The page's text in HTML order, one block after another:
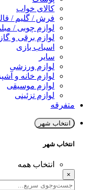
کالای خواب
فرش / گلیم / قالیچه
لوازم چوبی / مبلمان
لوازم برقی و گازی
اسباب بازی
سایر
لوازم ورزشی
لوازم خانه و آشپزخانه
لوازم موسیقی
لوازم تزئینی
متفرقه
انتخاب شهر
انتخاب شهر
انتخاب همه